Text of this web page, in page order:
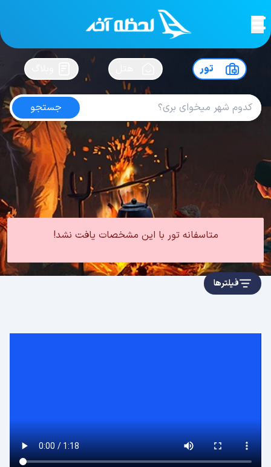
لحظه آخرسفرت رو بساز !
تور
جستجو
تور مشهد اردیبهشت
امتیاز5 از5| از100 کاربر
تور داخلی تور مشهد
تور مشهد بهار
متاسفانه تور با این مشخصات یافت نشد!
فیلترها